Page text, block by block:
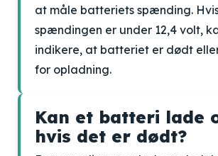
at måle batteriets spænding.
spændingen er under 12,4 volt,
indikere, at batteriet er dødt
for opladning.
Kan et batteri lade
hvis det er dødt?